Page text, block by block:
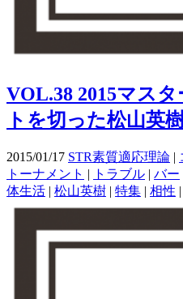
VOL.38 2015マス
トを切った松山英
2015/01/17 STR素質適応理論 |
トーナメント | トラブル | バー
体生活 | 松山英樹 | 特集 | 相性 |